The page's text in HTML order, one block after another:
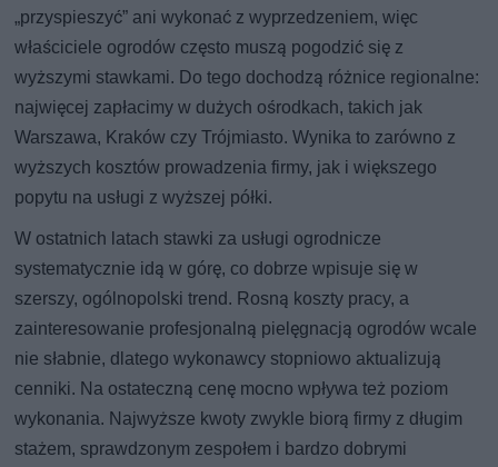
„przyspieszyć” ani wykonać z wyprzedzeniem, więc
właściciele ogrodów często muszą pogodzić się z
wyższymi stawkami. Do tego dochodzą różnice regionalne:
najwięcej zapłacimy w dużych ośrodkach, takich jak
Warszawa, Kraków czy Trójmiasto. Wynika to zarówno z
wyższych kosztów prowadzenia firmy, jak i większego
popytu na usługi z wyższej półki.
W ostatnich latach stawki za usługi ogrodnicze
systematycznie idą w górę, co dobrze wpisuje się w
szerszy, ogólnopolski trend. Rosną koszty pracy, a
zainteresowanie profesjonalną pielęgnacją ogrodów wcale
nie słabnie, dlatego wykonawcy stopniowo aktualizują
cenniki. Na ostateczną cenę mocno wpływa też poziom
wykonania. Najwyższe kwoty zwykle biorą firmy z długim
stażem, sprawdzonym zespołem i bardzo dobrymi